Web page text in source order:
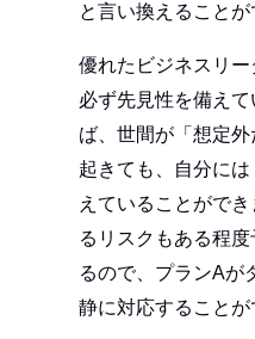
と言い換えることが
優れたビジネスリー
必ず先見性を備え
ば、世間が「想定
起きても、自分に
えていることがで
るリスクもある程
るので、プランAが
静に対応することが